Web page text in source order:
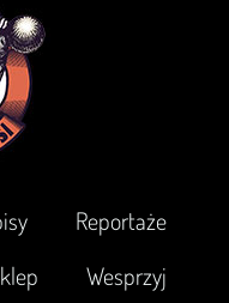
Reportaże
Wesprzyj